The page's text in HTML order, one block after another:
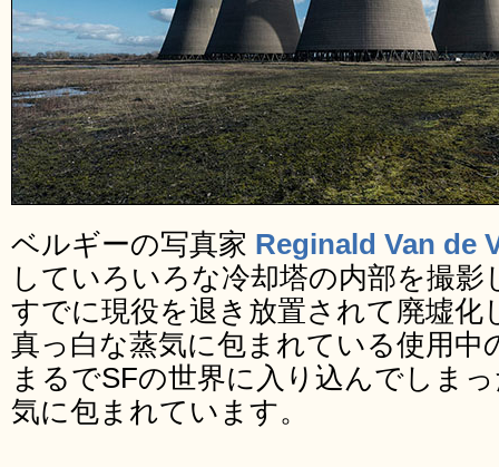
ベルギーの写真家 Reginald Van de
していろいろな冷却塔の内部を撮
すでに現役を退き放置されて廃墟化
真っ白な蒸気に包まれている使用中
まるでSFの世界に入り込んでしま
気に包まれています。